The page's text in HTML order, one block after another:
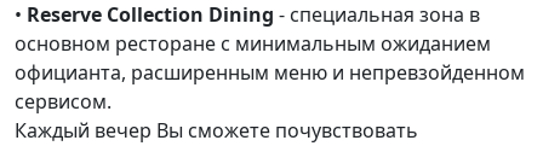
• Reserve Collection Dining - специальная зона в
основном ресторане с минимальным ожиданием
официанта, расширенным меню и непревзойденном
сервисом.
Каждый вечер Вы сможете почувствовать